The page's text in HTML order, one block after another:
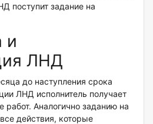
поступит задание на
и
ЛНД
до наступления срока
ЛНД исполнитель получает
работ. Аналогично заданию на
действия, которые